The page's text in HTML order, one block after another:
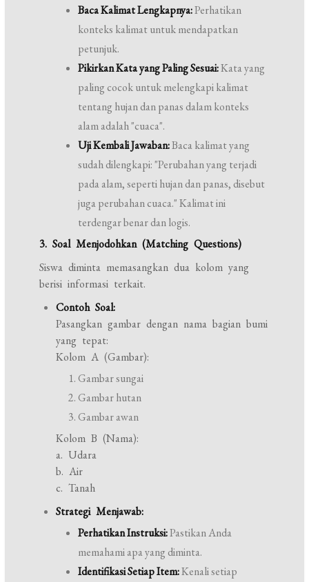
Baca Kalimat Lengkapnya:Perhatikan
konteks kalimat untuk mendapatkan
petunjuk.
Pikirkan Kata yang Paling Sesuai:Kata yang
paling cocok untuk melengkapi kalimat
tentang hujan dan panas dalam konteks
alam adalah "cuaca".
Uji Kembali Jawaban:Baca kalimat yang
sudah dilengkapi: "Perubahan yang terjadi
pada alam, seperti hujan dan panas, disebut
juga perubahan cuaca." Kalimat ini
terdengar benar dan logis.
3. Soal Menjodohkan (Matching Questions)
Siswa diminta memasangkan dua kolom yang
berisi informasi terkait.
Contoh Soal:
Pasangkan gambar dengan nama bagian bumi
yang tepat:
Kolom A (Gambar):
Gambar sungai
Gambar hutan
Gambar awan
Kolom B (Nama):
a. Udara
b. Air
c. Tanah
Strategi Menjawab:
Perhatikan Instruksi:Pastikan Anda
memahami apa yang diminta.
Identifikasi Setiap Item:Kenali setiap